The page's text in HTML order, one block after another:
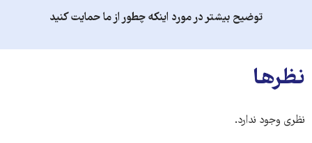
توضیح بیشتر در مورد اینکه چطور از ما حمایت کنید
نظرها
نظری وجود ندارد.